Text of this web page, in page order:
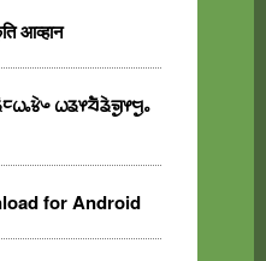
आव्हान
ᤐᤕᤶᤔᤠᤕᤧᤈᤢᤶᤗᤢᤱ
for Android